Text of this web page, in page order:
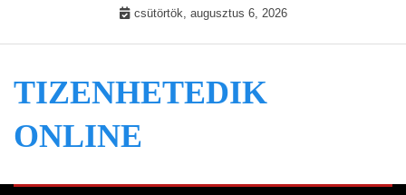
csütörtök, augusztus 6, 2026
TIZENHETEDIK
ONLINE